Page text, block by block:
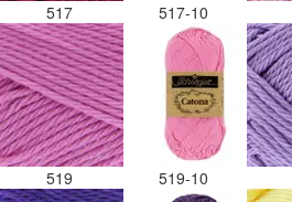
517 517-10
519 519-10